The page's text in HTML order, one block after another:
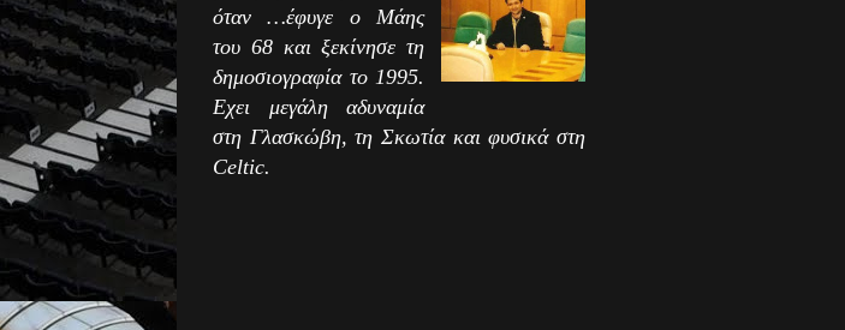
όταν …έφυγε ο Μάης
του 68 και ξεκίνησε τη
δημοσιογραφία το 1995.
Εχει μεγάλη αδυναμία
στη Γλασκώβη, τη Σκωτία και φυσικά στη
Celtic.